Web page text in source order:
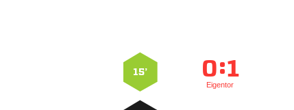
15’ :
Eigentor